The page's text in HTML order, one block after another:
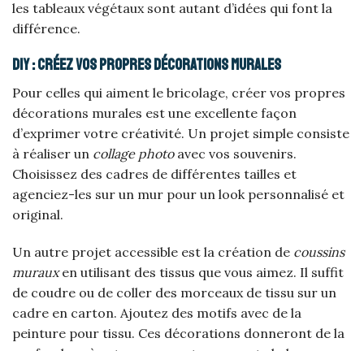
les tableaux végétaux sont autant d’idées qui font la
différence.
DIY : créez vos propres décorations murales
Pour celles qui aiment le bricolage, créer vos propres
décorations murales est une excellente façon
d’exprimer votre créativité. Un projet simple consiste
à réaliser un collage photoavec vos souvenirs.
Choisissez des cadres de différentes tailles et
agenciez-les sur un mur pour un look personnalisé et
original.
Un autre projet accessible est la création de coussins
murauxen utilisant des tissus que vous aimez. Il suffit
de coudre ou de coller des morceaux de tissu sur un
cadre en carton. Ajoutez des motifs avec de la
peinture pour tissu. Ces décorations donneront de la